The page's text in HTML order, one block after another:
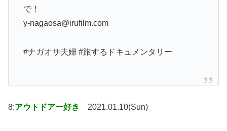
で！
y-nagaosa@irufilm.com
#ナガオサ夫婦 #旅するドキュメンタリー
8:アウトドアー好き 2021.01.10(Sun)